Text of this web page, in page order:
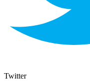
Twitter